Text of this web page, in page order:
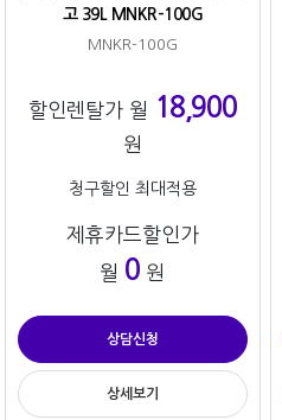
고 39L MNKR-100G
MNKR-100G
할인렌탈가 월 18,900
원
청구할인 최대적용
제휴카드할인가
월 0 원
상담신청
상세보기